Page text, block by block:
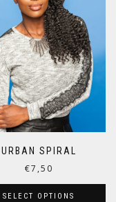
URBAN SPIRAL
€7,50
SELECT OPTIONS